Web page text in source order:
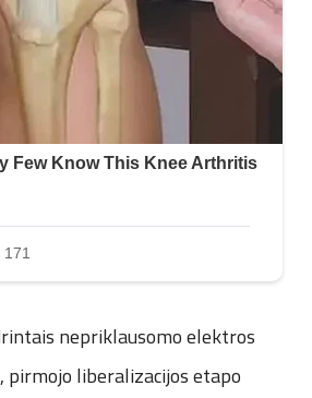
nepriklausomo elektros
pirmojo liberalizacijos etapo